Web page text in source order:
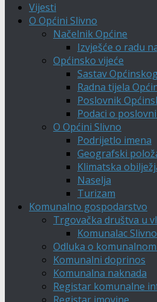
Vijesti
O Općini Slivno
Načelnik Općine
Izvješće o radu
Općinsko vijeće
Sastav
Radna tijela
Poslovnik
Podaci o
O Općini Slivno
Podrijetlo imena
Geografski
Klimatska
Naselja
Turizam
Komunalno gospodarstvo
Trgovačka društva u
Komunalac
Odluka o
Komunalni doprinos
Komunalna naknada
Registar komunalne